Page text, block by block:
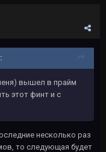
вышел в прайм
этот финт и с
несколько раз
то следующая будет